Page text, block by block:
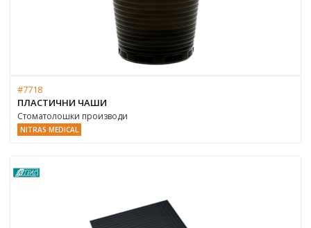
#7718
ПЛАСТИЧНИ ЧАШИ
Стоматолошки производи
NITRAS MEDICAL